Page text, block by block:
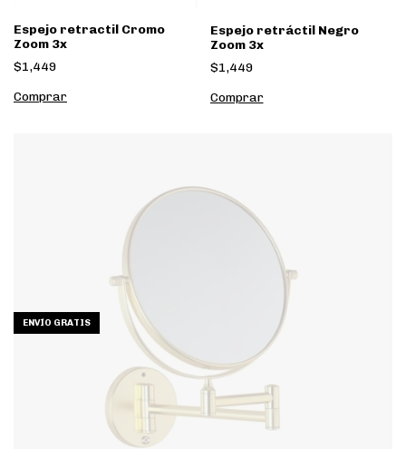
Espejo retractil Cromo
Zoom 3x
$1,449
Espejo retráctil Negro
Zoom 3x
$1,449
ENVÍO GRATIS